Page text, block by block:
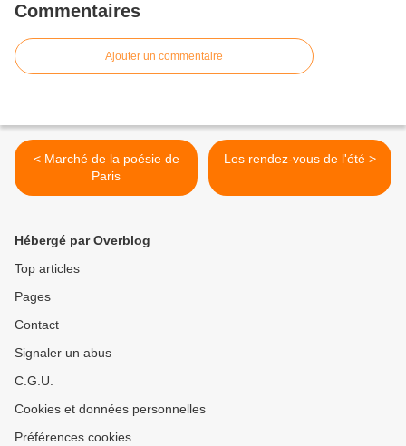
Commentaires
Ajouter un commentaire
< Marché de la poésie de
Paris
Les rendez-vous de l'été >
Hébergé par Overblog
Top articles
Pages
Contact
Signaler un abus
C.G.U.
Cookies et données personnelles
Préférences cookies